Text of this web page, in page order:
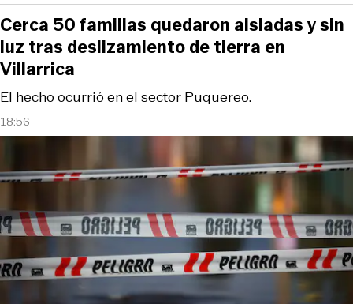
18:56
El hecho ocurrió en el sector Puquereo.
Cerca 50 familias quedaron aisladas y sin
luz tras deslizamiento de tierra en
Villarrica